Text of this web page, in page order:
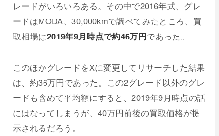
レードがいろいろある。その中で2016年式、グレ
ードはMODA、30,000kmで調べてみたところ、買
取相場は2019年9月時点で約46万円であった。
このほかグレードをXに変更してリサーチした結果
は、約36万円であった。この2グレード以外のグレ
ードも含めて平均額にすると、2019年9月時点の話
にはなってしまうが、40万円前後の買取価格が提
示されるだろう。